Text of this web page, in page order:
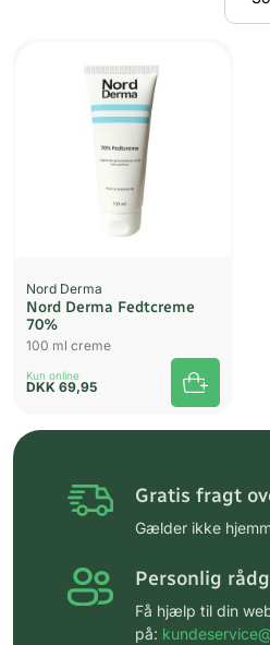
Nord Derma
Nord Derma Fedtcreme
70%
100 ml creme
Kun online
DKK 69,95
Gratis fragt
Gælder ikke
Personlig
Få hjælp til din
på: